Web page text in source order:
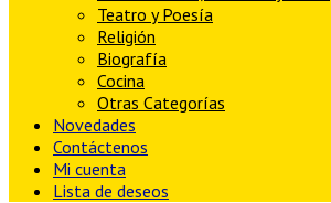
Teatro y Poesía
Religión
Biografía
Cocina
Otras Categorías
Novedades
Contáctenos
Mi cuenta
Lista de deseos